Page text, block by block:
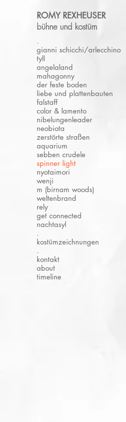
.
gianni schicchi/arlecchino
tyll
angelaland
mahagonny
der feste boden
liebe und plattenbauten
falstaff
color & lamento
nibelungenleader
neobiota
zerstörte straßen
aquarium
sebben crudele
spinner light
nyotaimori
wenji
m (birnam woods)
weltenbrand
rely
get connected
nachtasyl
.
kostümzeichnungen
.
kontakt
about
timeline
ROMY REXHEUSER
bühne und kostüm